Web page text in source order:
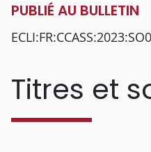
PUBLIÉ AU BULLETIN
Titres et